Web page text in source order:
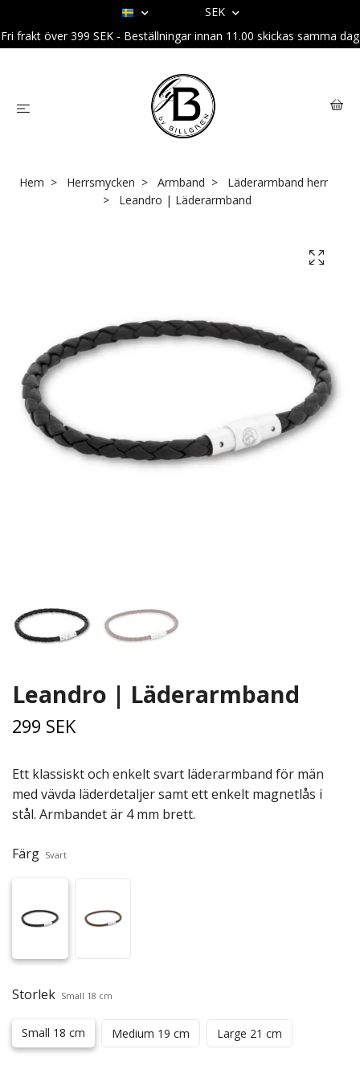
SEK
Fri frakt över 399 SEK - Beställningar innan 11.00 skickas samma dag
Hem Herrsmycken Armband
Läderarmband herr
Leandro | Läderarmband
Leandro | Läderarmband
299 SEK
Ett klassiskt och enkelt svart läderarmband för män
med vävda läderdetaljer samt ett enkelt magnetlås i
stål. Armbandet är 4 mm brett.
Färg Svart
Storlek Small 18 cm
Small 18 cm Medium 19 cm Large 21 cm